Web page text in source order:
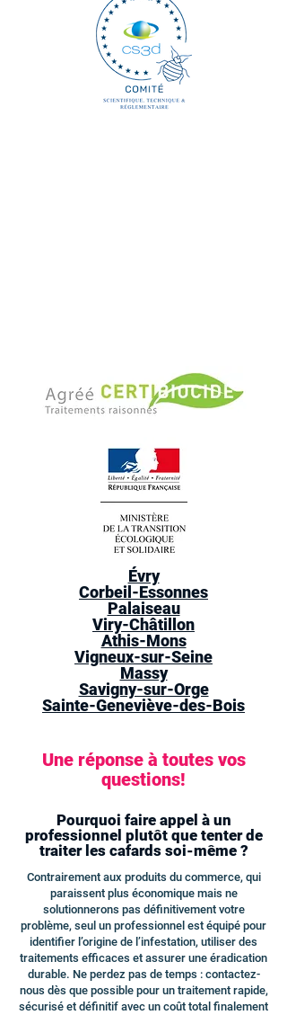
Évry
Corbeil-Essonnes
Palaiseau
Viry-Châtillon
Athis-Mons
Vigneux-sur-Seine
Massy
Savigny-sur-Orge
Sainte-Geneviève-des-Bois
Une réponse à toutes vos
questions!
Pourquoi faire appel à un
professionnel plutôt que tenter de
traiter les cafards soi-même ?
Contrairement aux produits du commerce, qui
paraissent plus économique mais ne
solutionnerons pas définitivement votre
problème, seul un professionnel est équipé pour
identifier l’origine de l’infestation, utiliser des
traitements efficaces et assurer une éradication
durable. Ne perdez pas de temps : contactez-
nous dès que possible pour un traitement rapide,
sécurisé et définitif avec un coût total finalement